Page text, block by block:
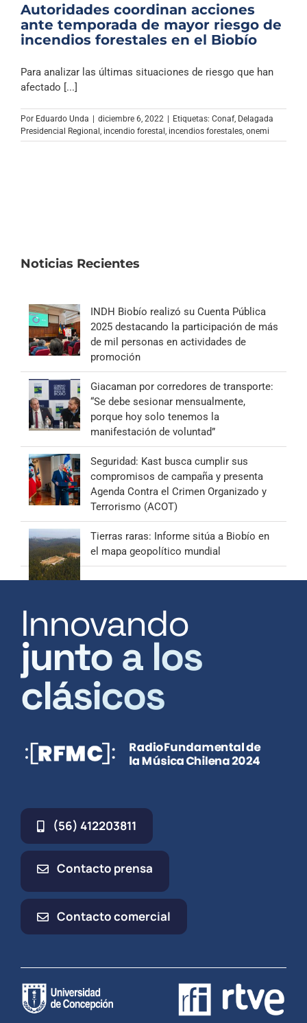
Autoridades coordinan acciones
ante temporada de mayor riesgo de
incendios forestales en el Biobío
Para analizar las últimas situaciones de riesgo que han
afectado [...]
Por Eduardo Unda | diciembre 6, 2022 | Etiquetas: Conaf, Delagada
Presidencial Regional incendio forestal incendios forestales onemi
Noticias Recientes
INDH Biobío realizó su Cuenta Pública
2025 destacando la participación de más
de mil personas en actividades de
promoción
Giacaman por corredores de transporte:
“Se debe sesionar mensualmente,
porque hoy solo tenemos la
manifestación de voluntad”
Seguridad: Kast busca cumplir sus
compromisos de campaña y presenta
Agenda Contra el Crimen Organizado y
Terrorismo (ACOT)
Tierras raras: Informe sitúa a Biobío en
el mapa geopolítico mundial
Innovando
junto a los
clásicos
(56) 412203811
Contacto prensa
Contacto comercial